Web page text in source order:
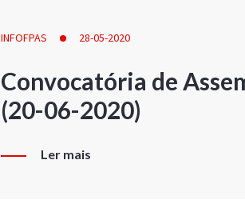
INFOFPAS 28-05-2020
Convocatória de
(20-06-2020)
Ler mais